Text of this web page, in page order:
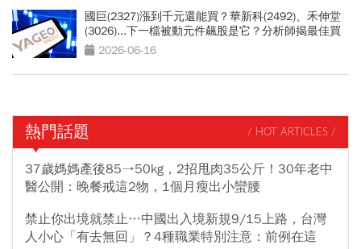
國巨(2327)漲到千元還能買？華新科(2492)、禾伸堂
(3026)...下一檔被動元件飆股是它？分析師揭最佳買
點 2026-06-16
熱門話題 / HOT ARTICLES /
37歲媽媽產後85→50kg，2招甩肉35公斤！30年老中
醫公開：晚餐戒這2物，1個月瘦出小蠻腰
禁止你出境就禁止…中國出入境新規9/15上路，台灣
人小心「有去無回」？4種職業特別注意：前例在這